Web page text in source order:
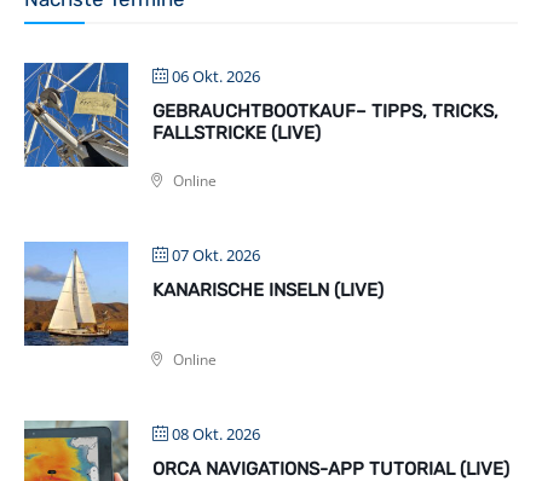
06 Okt. 2026
GEBRAUCHTBOOTKAUF– TIPPS, TRICKS,
FALLSTRICKE (LIVE)
Online
07 Okt. 2026
KANARISCHE INSELN (LIVE)
Online
08 Okt. 2026
ORCA NAVIGATIONS-APP TUTORIAL (LIVE)